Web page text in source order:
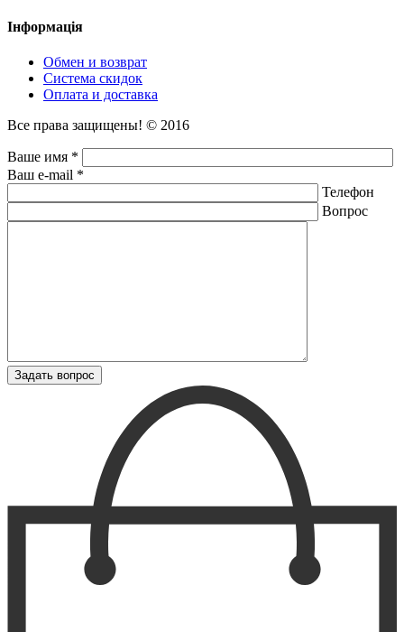
Інформація
Обмен и возврат
Система скидок
Оплата и доставка
Все права защищены! © 2016
Ваше имя *
Ваш e-mail *
Телефон
Вопрос